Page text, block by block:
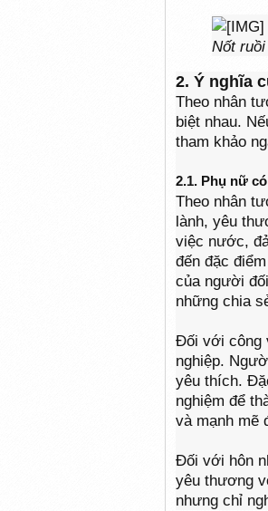
Nốt
2. Ý nghĩa
Theo nhân
biệt nhau.
tham khảo
2.1. Phụ nữ
Theo nhân
lành, yêu
việc nước,
đến đặc
của người
những chia
Đối với công
nghiệp.
yêu thích.
nghiệm để
và mạnh mẽ
Đối với hôn
yêu thương
nhưng chỉ